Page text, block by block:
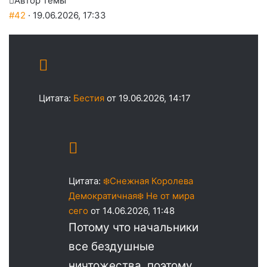
#42 · 19.06.2026, 17:33
Цитата: Бестия от 19.06.2026, 14:17
Цитата: ❄️Снежная Королева
Демократичная❄️ Не от мира
сего от 14.06.2026, 11:48
Потому что начальники
все бездушные